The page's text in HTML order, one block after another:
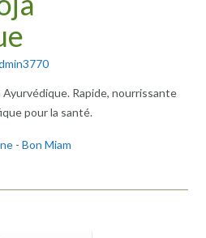
Rapide, nourrissante
pour la santé.
- Bon Miam